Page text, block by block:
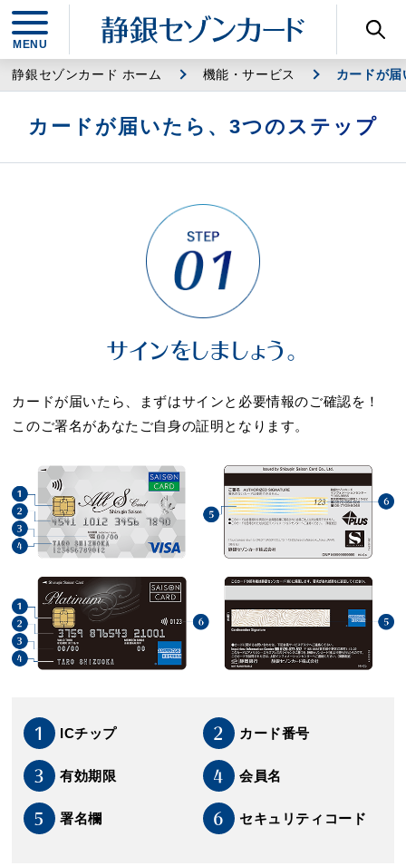
静銀セゾンカード ホーム 機能・サービス カードが
カードが届いたら、3つのステップ
サインをしましょう。
カードが届いたら、まずはサインと必要情報のご確認を！
このご署名があなたご自身の証明となります。
1 ICチップ 2 カード番号
3 有効期限 4 会員名
5 署名欄 6 セキュリティコード